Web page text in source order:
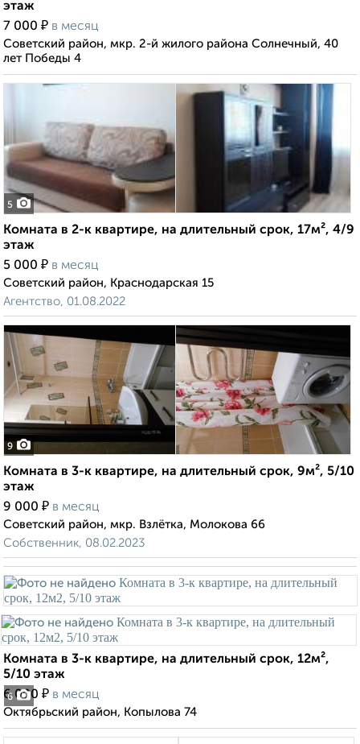
этаж
7 000 ₽ в месяц
Советский район, мкр. 2-й жилого района Солнечный, 40
лет Победы 4
5
Комната в 2-к квартире, на длительный срок, 17м², 4/9
этаж
5 000 ₽ в месяц
Советский район, Краснодарская 15
Агентство, 01.08.2022
9
Комната в 3-к квартире, на длительный срок, 9м², 5/10
этаж
9 000 ₽ в месяц
Советский район, мкр. Взлётка, Молокова 66
Собственник, 08.02.2023
6
Комната в 3-к квартире, на длительный срок, 12м²,
5/10 этаж
6 000 ₽ в месяц
Октябрьский район, Копылова 74